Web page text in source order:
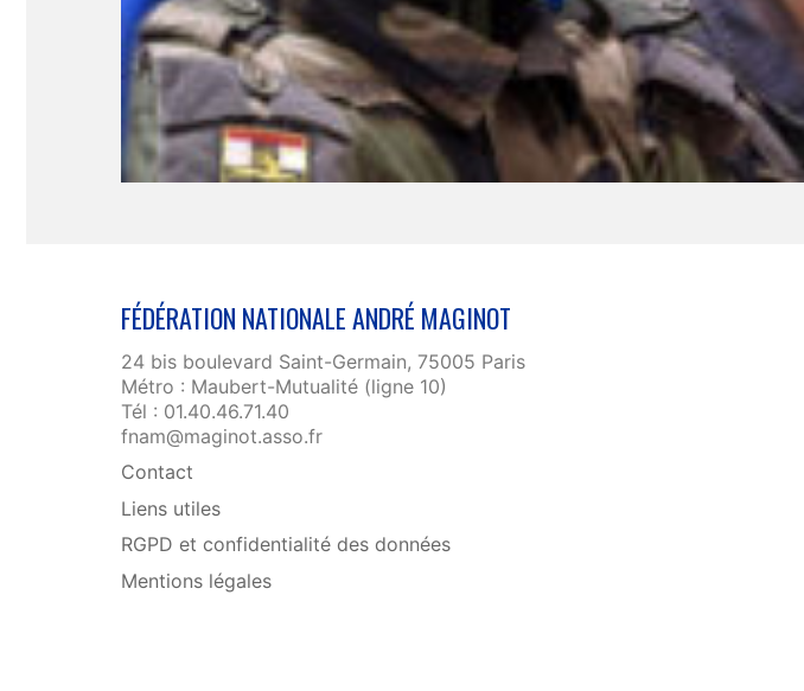
FÉDÉRATION NATIONALE ANDRÉ MAGINOT
24 bis boulevard Saint-Germain, 75005 Paris
Métro : Maubert-Mutualité (ligne 10)
Tél : 01.40.46.71.40
fnam@maginot.asso.fr
Contact
Liens utiles
RGPD et confidentialité des données
Mentions légales